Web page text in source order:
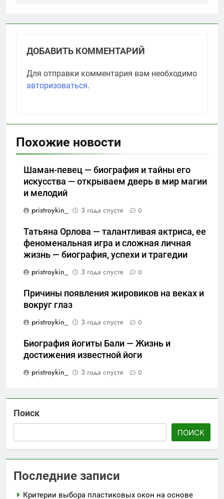
ДОБАВИТЬ КОММЕНТАРИЙ
Для отправки комментария вам необходимо
авторизоваться.
Похожие новости
Шаман-певец — биография и тайны его
искусства — открываем дверь в мир магии
и мелодий
pristroykin_
3 года спустя 0
Татьяна Орлова — талантливая актриса, ее
феноменальная игра и сложная личная
жизнь — биография, успехи и трагедии
pristroykin_
3 года спустя 0
Причины появления жировиков на веках и
вокруг глаз
pristroykin_
3 года спустя 0
Биография йогиты Бали — Жизнь и
достижения известной йоги
pristroykin_
3 года спустя 0
Поиск
ПОИСК
Последние записи
Критерии выбора пластиковых окон на основе